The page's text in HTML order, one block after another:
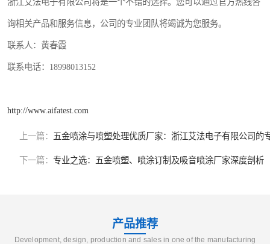
询相关产品和服务信息，公司的专业团队将竭诚为您服务。
联系人：黄春霞
联系电话：18998013152
http://www.aifatest.com
上一篇： 五金喷涂与喷塑处理优质厂家：浙江艾法电子有限公司的
下一篇： 专业之选：五金喷塑、喷涂订制及吸音喷涂厂家深度剖析
产品推荐
Development, design, production and sales in one of the manufacturing